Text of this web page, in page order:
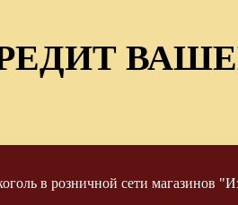
в розничной сети магазинов